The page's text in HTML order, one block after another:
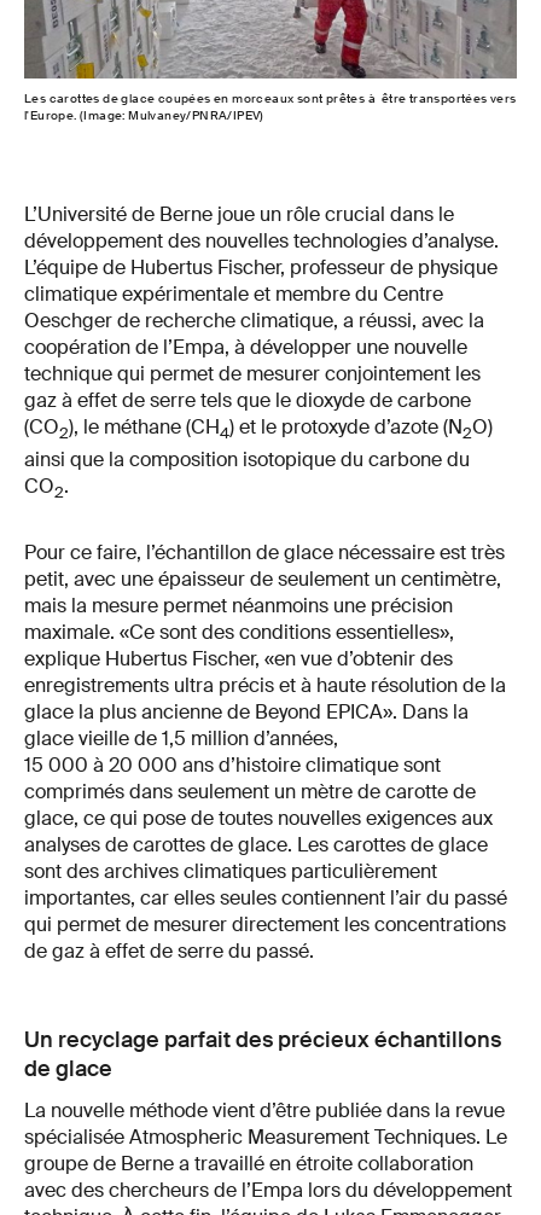
Les carottes de glace coupées en morceaux sont prêtes à être transportées vers
l'Europe. (Image: Mulvaney/PNRA/IPEV)
L’Université de Berne joue un rôle crucial dans le
développement des nouvelles technologies d’analyse.
L’équipe de Hubertus Fischer, professeur de physique
climatique expérimentale et membre du Centre
Oeschger de recherche climatique, a réussi, avec la
coopération de l’Empa, à développer une nouvelle
technique qui permet de mesurer conjointement les
gaz à effet de serre tels que le dioxyde de carbone
(CO2), le méthane (CH4) et le protoxyde d’azote (N2O)
ainsi que la composition isotopique du carbone du
CO2.
Pour ce faire, l’échantillon de glace nécessaire est très
petit, avec une épaisseur de seulement un centimètre,
mais la mesure permet néanmoins une précision
maximale. «Ce sont des conditions essentielles»,
explique Hubertus Fischer, «en vue d’obtenir des
enregistrements ultra précis et à haute résolution de la
glace la plus ancienne de Beyond EPICA». Dans la
glace vieille de 1,5 million d’années,
15 000 à 20 000 ans d’histoire climatique sont
comprimés dans seulement un mètre de carotte de
glace, ce qui pose de toutes nouvelles exigences aux
analyses de carottes de glace. Les carottes de glace
sont des archives climatiques particulièrement
importantes, car elles seules contiennent l’air du passé
qui permet de mesurer directement les concentrations
de gaz à effet de serre du passé.
Un recyclage parfait des précieux échantillons
de glace
La nouvelle méthode vient d’être publiée dans la revue
spécialisée Atmospheric Measurement Techniques. Le
groupe de Berne a travaillé en étroite collaboration
avec des chercheurs de l’Empa lors du développement